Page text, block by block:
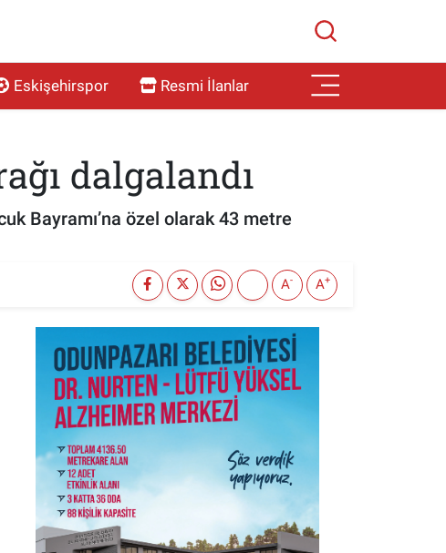
Eskişehirspor Resmi İlanlar
dalgalandı
Bayramı’na özel olarak 43 metre
A- A+